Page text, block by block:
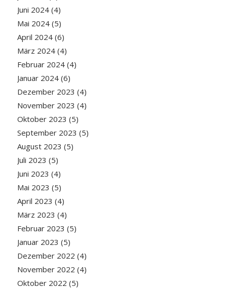
Juni 2024(4)
Mai 2024(5)
April 2024(6)
März 2024(4)
Februar 2024(4)
Januar 2024(6)
Dezember 2023 (4)
November 2023 (4)
Oktober 2023 (5)
September 2023 (5)
August 2023 (5)
Juli 2023 (5)
Juni 2023 (4)
Mai 2023 (5)
April 2023 (4)
März 2023 (4)
Februar 2023 (5)
Januar 2023 (5)
Dezember 2022 (4)
November 2022 (4)
Oktober 2022 (5)